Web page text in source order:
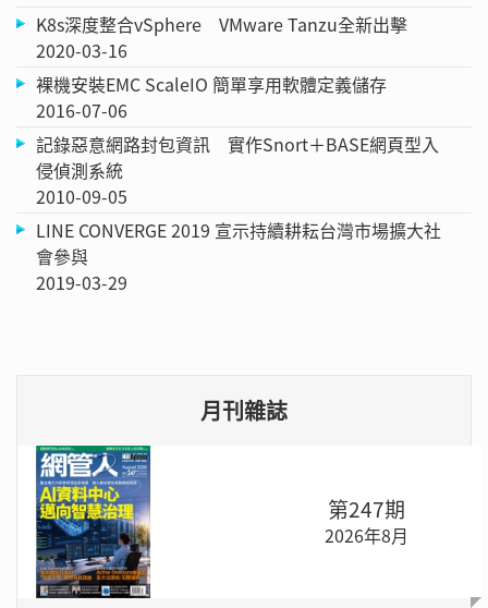
K8s深度整合vSphere VMware Tanzu全新出擊
2020-03-16
裸機安裝EMC ScaleIO 簡單享用軟體定義儲存
2016-07-06
記錄惡意網路封包資訊 實作Snort＋BASE網頁型入
侵偵測系統
2010-09-05
LINE CONVERGE 2019 宣示持續耕耘台灣市場擴大社
會參與
2019-03-29
月刊雜誌
第247期
2026年8月